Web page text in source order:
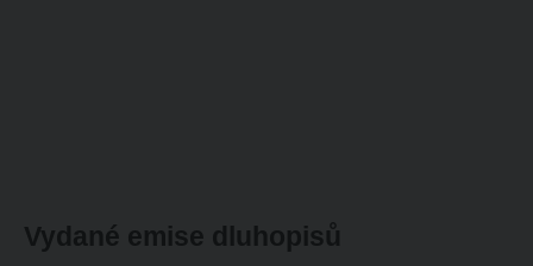
Vydané emise dluhopisů